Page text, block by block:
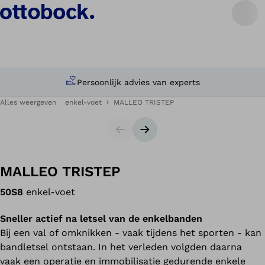
Persoonlijk advies van experts
Alles weergeven enkel-voet MALLEO TRISTEP
SlidesVolgende slide
MALLEO TRISTEP
50S8 enkel-voet
Sneller actief na letsel van de enkelbanden
Bij een val of omknikken - vaak tijdens het sporten - kan
bandletsel ontstaan. In het verleden volgden daarna
vaak een operatie en immobilisatie gedurende enkele